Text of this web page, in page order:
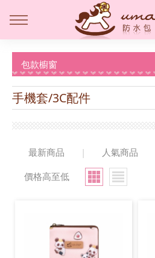
包款櫥窗
手機套/3C配件
最新商品 | 人氣商品
價格高至低